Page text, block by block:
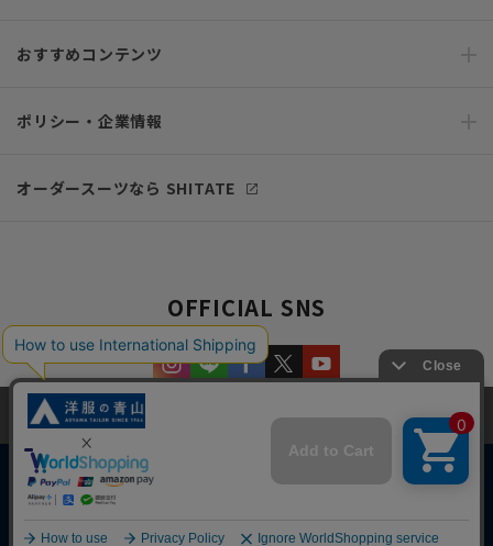
おすすめコンテンツ
ポリシー・企業情報
オーダースーツなら SHITATE
OFFICIAL SNS
Copyright © AOYAMA TRADING Co.,Ltd. All Rights Reserved
当サイトでは、快適な閲覧体験とコンテンツ改善のためにCookieを使用
しています。閲覧を続けることで、Cookieの使用に同意したものとみな
します。詳細については
同意して閉じる